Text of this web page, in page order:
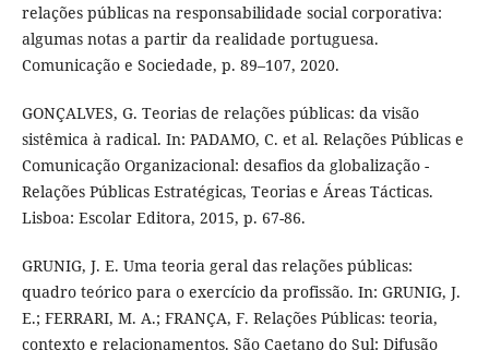
relações públicas na responsabilidade social corporativa:
algumas notas a partir da realidade portuguesa.
Comunicação e Sociedade, p. 89–107, 2020.
GONÇALVES, G. Teorias de relações públicas: da visão
sistêmica à radical. In: PADAMO, C. et al. Relações Públicas e
Comunicação Organizacional: desafios da globalização -
Relações Públicas Estratégicas, Teorias e Áreas Tácticas.
Lisboa: Escolar Editora, 2015, p. 67-86.
GRUNIG, J. E. Uma teoria geral das relações públicas:
quadro teórico para o exercício da profissão. In: GRUNIG, J.
E.; FERRARI, M. A.; FRANÇA, F. Relações Públicas: teoria,
contexto e relacionamentos. São Caetano do Sul: Difusão